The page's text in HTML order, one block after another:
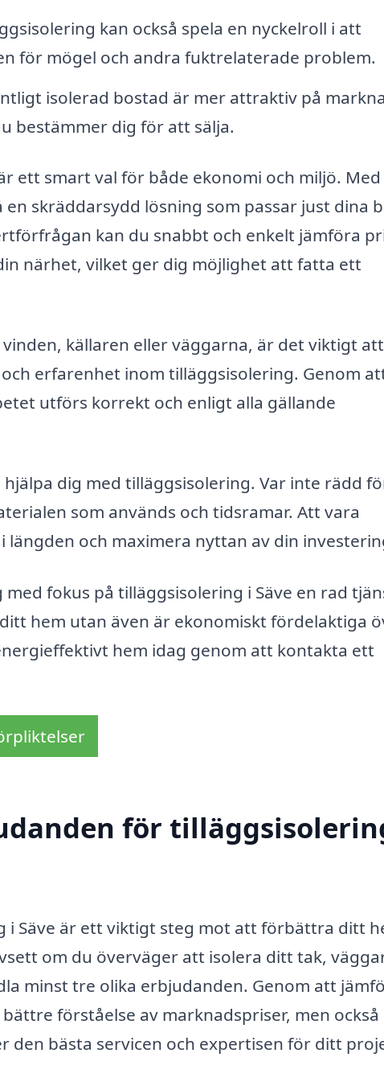
kan också spela en nyckelroll i att
för mögel och andra fuktrelaterade problem.
isolerad bostad är mer attraktiv på
bestämmer dig för att sälja.
ett smart val för både ekonomi och miljö.
skräddarsydd lösning som passar just dina
kan du snabbt och enkelt jämföra
närhet, vilket ger dig möjlighet att fatta ett
källaren eller väggarna, är det viktigt
erfarenhet inom tilläggsisolering. Genom
utförs korrekt och enligt alla gällande
dig med tilläggsisolering. Var inte rädd
som används och tidsramar. Att vara
och maximera nyttan av din
fokus på tilläggsisolering i Säve en rad
hem utan även är ekonomiskt fördelaktiga
hem idag genom att kontakta ett
för
Säve är ett viktigt steg mot att förbättra ditt
om du överväger att isolera ditt tak,
minst tre olika erbjudanden. Genom att
förståelse av marknadspriser, men också
den bästa servicen och expertisen för ditt